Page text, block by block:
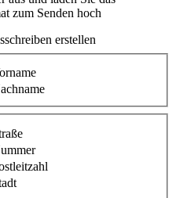
zum Senden hoch
erstellen